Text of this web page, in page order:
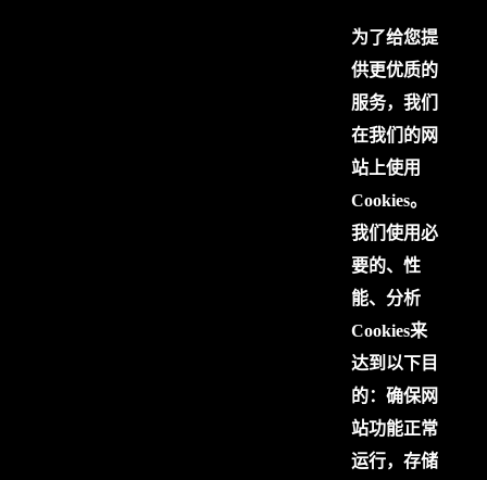
为了给您提
供更优质的
服务，我们
在我们的网
站上使用
Cookies。
我们使用必
要的、性
能、分析
Cookies来
达到以下目
的：确保网
站功能正常
运行，存储